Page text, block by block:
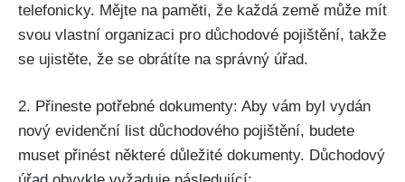
telefonicky. Mějte na paměti, že každá země může mít
svou vlastní organizaci pro důchodové pojištění, takže
se ujistěte, že se obrátíte na správný úřad.
2. Přineste potřebné dokumenty: Aby vám byl vydán
nový evidenční list důchodového pojištění, budete
muset přinést některé důležité dokumenty. Důchodový